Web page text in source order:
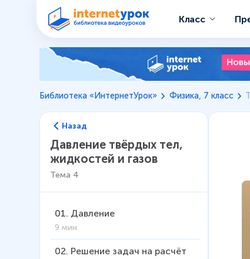
Класс
Библиотека «ИнтернетУрок» Физика, 7 класс
Назад
Давление твёрдых тел,
жидкостей и газов
Тема 4
01. Давление
9 мин
02. Решение задач на расчёт